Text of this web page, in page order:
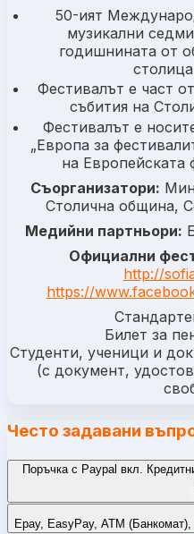
50-ият
музикални
годишнината от
Фестивалът е част
събития на
Фестивалът е
„Европа за
на Европейската
Съорганизатори:
Столична община,
Медийни партньори:
Официални
http://
https://
Билет за
Студенти, ученици и
(с документ,
Често задавани
Поръчка с Paypal вкл.
Epay, EasyPay, ATM